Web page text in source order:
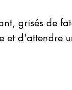
grisés de
et d'attendre